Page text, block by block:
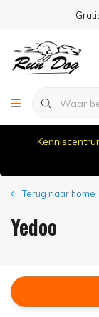
Terug naar home
Yedoo